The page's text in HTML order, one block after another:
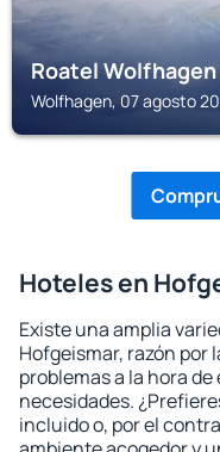
Roatel
Wolfhagen, 07 agosto
Hoteles en
Existe una amplia
Hofgeismar, razón
problemas a la hora
necesidades.
incluido o, por el